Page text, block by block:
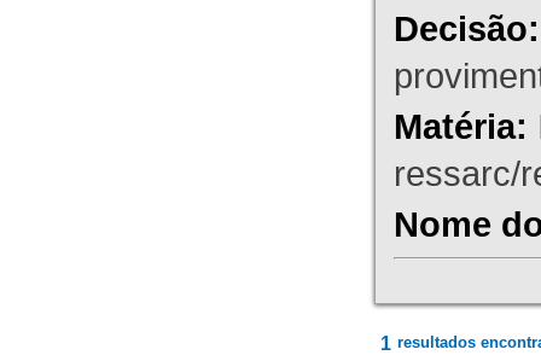
Decisão:
Matéria:
ressarc/
Nome
1 resultados